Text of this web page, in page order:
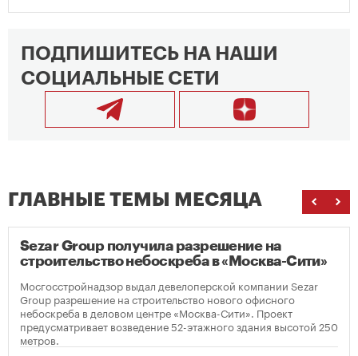
ПОДПИШИТЕСЬ НА НАШИ
СОЦИАЛЬНЫЕ СЕТИ
ГЛАВНЫЕ ТЕМЫ МЕСЯЦА
Sezar Group получила разрешение на
строительство небоскреба в «Москва-Сити»
Мосгосстройнадзор выдал девелоперской компании Sezar
Group разрешение на строительство нового офисного
небоскреба в деловом центре «Москва-Сити». Проект
предусматривает возведение 52-этажного здания высотой 250
метров.